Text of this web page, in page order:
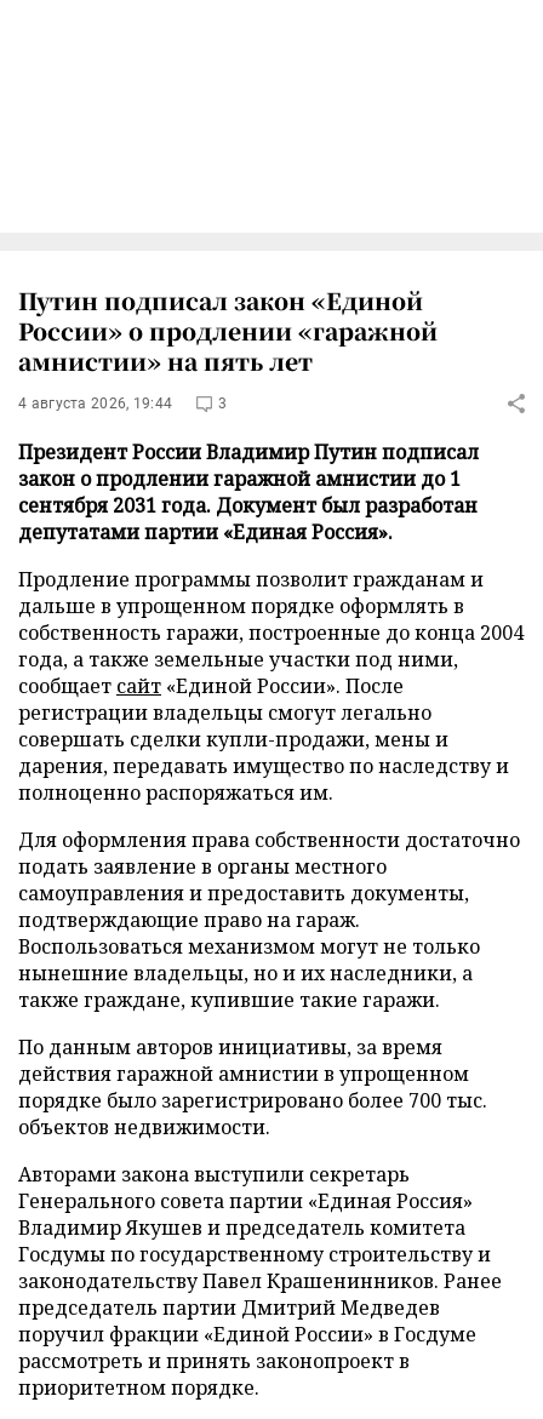
Путин подписал закон «Единой
России» о продлении «гаражной
амнистии» на пять лет
4 августа 2026, 19:44 3
Президент России Владимир Путин подписал
закон о продлении гаражной амнистии до 1
сентября 2031 года. Документ был разработан
депутатами партии «Единая Россия».
Продление программы позволит гражданам и
дальше в упрощенном порядке оформлять в
собственность гаражи, построенные до конца 2004
года, а также земельные участки под ними,
сообщает сайт «Единой России». После
регистрации владельцы смогут легально
совершать сделки купли-продажи, мены и
дарения, передавать имущество по наследству и
полноценно распоряжаться им.
Для оформления права собственности достаточно
подать заявление в органы местного
самоуправления и предоставить документы,
подтверждающие право на гараж.
Воспользоваться механизмом могут не только
нынешние владельцы, но и их наследники, а
также граждане, купившие такие гаражи.
По данным авторов инициативы, за время
действия гаражной амнистии в упрощенном
порядке было зарегистрировано более 700 тыс.
объектов недвижимости.
Авторами закона выступили секретарь
Генерального совета партии «Единая Россия»
Владимир Якушев и председатель комитета
Госдумы по государственному строительству и
законодательству Павел Крашенинников. Ранее
председатель партии Дмитрий Медведев
поручил фракции «Единой России» в Госдуме
рассмотреть и принять законопроект в
приоритетном порядке.